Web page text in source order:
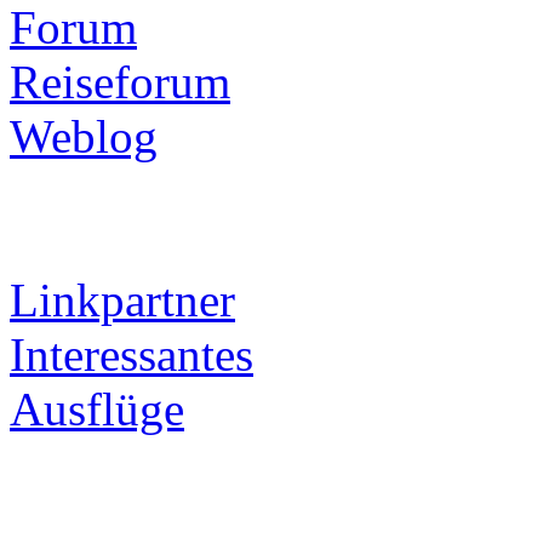
Forum
Reiseforum
Weblog
Linkpartner
Interessantes
Ausflüge